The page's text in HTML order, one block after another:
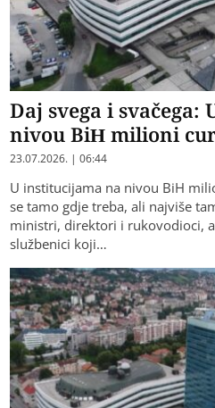
Daj svega i
nivou BiH milioni
23.07.2026. | 06:44
U institucijama na nivou BiH
se tamo gdje treba, ali najviše
ministri, direktori i rukovodioci,
službenici koji…